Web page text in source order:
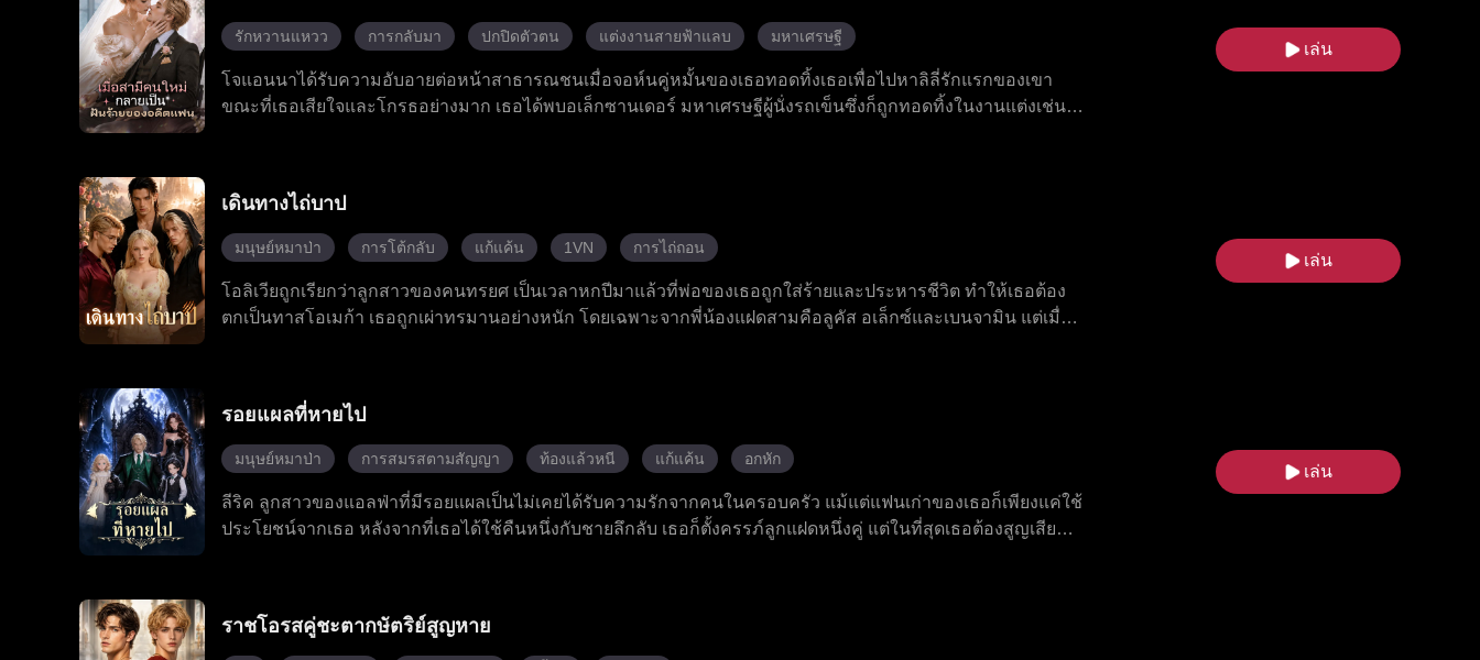
รักหวานแหวว การกลับมา ปกปิดตัวตน แต่งงานสายฟ้าแลบ มหาเศรษฐี
โจแอนนาได้รับความอับอายต่อหน้าสาธารณชนเมื่อจอห์นคู่หมั้นของเธอทอดทิ้งเธอเพื่อไปหาลิลี่รักแรกของเขา
ขณะที่เธอเสียใจและโกรธอย่างมาก เธอได้พบอเล็กซานเดอร์ มหาเศรษฐีผู้นั่งรถเข็นซึ่งก็ถูกทอดทิ้งในงานแต่งเช่น
ขณะเดียวกัน อเล็กซานเดอร์คอยปกป้องเธออย่างเงียบ ๆ อยู่เบื้องหลัง และตัวจริงของเขาคือผู้ครอบครองอำนาจลับ
เบื้องหลังของบริษัทแอลยู เมื่อโจแอนนาค้นพบตัวตนที่แท้จริงของเขา การแต่งงานตามสัญญาของทั้งสองจึงเปลี่ยน
เป็นความรักที่แท้จริง ทั้งสองคนร่วมมือกัน ทำลายศัตรูทั้งหมดและได้รับชัยชนะทั้งด้านงานและความรัก
เล่น
เดินทางไถ่บาป
มนุษย์หมาป่า การโต้กลับ แก้แค้น 1VN การไถ่ถอน
โอลิเวียถูกเรียกว่าลูกสาวของคนทรยศ เป็นเวลาหกปีมาแล้วที่พ่อของเธอถูกใส่ร้ายและประหารชีวิต ทำให้เธอต้อง
ตกเป็นทาสโอเมก้า เธอถูกเผ่าทรมานอย่างหนัก โดยเฉพาะจากพี่น้องแฝดสามคือลูคัส อเล็กซ์และเบนจามิน แต่เมื่อ
เลือกระหว่างความเกลียดชังหรือการช่วยเหลือผู้อื่น
เล่น
รอยแผลที่หายไป
มนุษย์หมาป่า การสมรสตามสัญญา ท้องแล้วหนี แก้แค้น อกหัก
ลีริค ลูกสาวของแอลฟ่าที่มีรอยแผลเป็นไม่เคยได้รับความรักจากคนในครอบครัว แม้แต่แฟนเก่าของเธอก็เพียงแค่ใช้
ประโยชน์จากเธอ หลังจากที่เธอได้ใช้คืนหนึ่งกับชายลึกลับ เธอก็ตั้งครรภ์ลูกแฝดหนึ่งคู่ แต่ในที่สุดเธอต้องสูญเสียลูก
โดยตลอด
เล่น
ราชโอรสคู่ชะตากษัตริย์สูญหาย